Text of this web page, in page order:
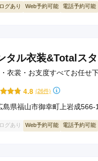
グあり Web予約可能 電話予約可能
タル衣装&Totalス
衣裳・お支度すべてお任せ
4.8 (26件)
島県福山市御幸町上岩成566-
グあり Web予約可能 電話予約可能